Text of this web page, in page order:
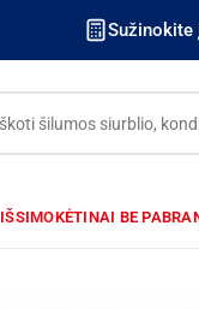
Sužinokite
IŠSIMOKĖTINAI BE